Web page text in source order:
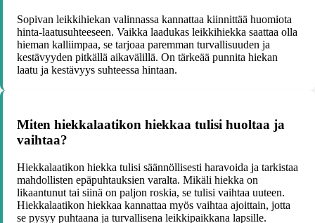
Sopivan leikkihiekan valinnassa kannattaa kiinnittää huomiota
hinta-laatusuhteeseen. Vaikka laadukas leikkihiekka saattaa olla
hieman kalliimpaa, se tarjoaa paremman turvallisuuden ja
kestävyyden pitkällä aikavälillä. On tärkeää punnita hiekan
laatu ja kestävyys suhteessa hintaan.
Miten hiekkalaatikon hiekkaa tulisi huoltaa ja
vaihtaa?
Hiekkalaatikon hiekka tulisi säännöllisesti haravoida ja tarkistaa
mahdollisten epäpuhtauksien varalta. Mikäli hiekka on
likaantunut tai siinä on paljon roskia, se tulisi vaihtaa uuteen.
Hiekkalaatikon hiekkaa kannattaa myös vaihtaa ajoittain, jotta
se pysyy puhtaana ja turvallisena leikkipaikkana lapsille.